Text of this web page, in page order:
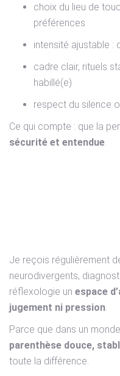
choix du lieu de
préférences
intensité ajustable :
cadre clair, rituels
habillé(e)
respect du silence
Ce qui compte : que la
sécurité et entendue
Je reçois régulièrement
neurodivergents,
réflexologie un espace
jugement ni pression
Parce que dans un
parenthèse douce,
toute la différence.